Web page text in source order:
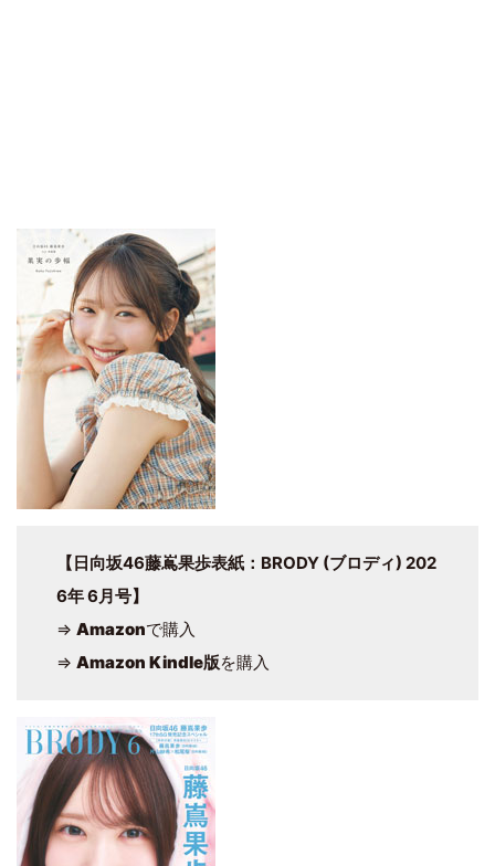
【日向坂46藤嶌果歩表紙：BRODY (ブロディ) 202
6年 6月号】
⇒ Amazonで購入
⇒ Amazon Kindle版を購入